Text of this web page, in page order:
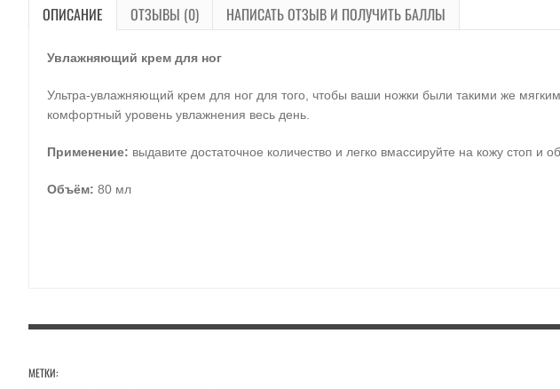
ОПИСАНИЕ ОТЗЫВЫ (0) НАПИСАТЬ ОТЗЫВ И ПОЛУЧИТЬ БАЛЛЫ
Увлажняющий крем для ног
Ультра-увлажняющий крем для ног для того, чтобы ваши ножки были такими же
комфортный уровень увлажнения весь день.
Применение: выдавите достаточное количество и легко вмассируйте на кожу стоп и
Объём: 80 мл
МЕТКИ: